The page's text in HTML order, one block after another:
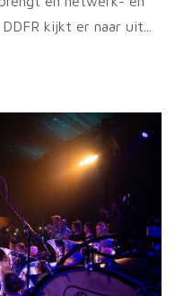
kijkt er naar uit...